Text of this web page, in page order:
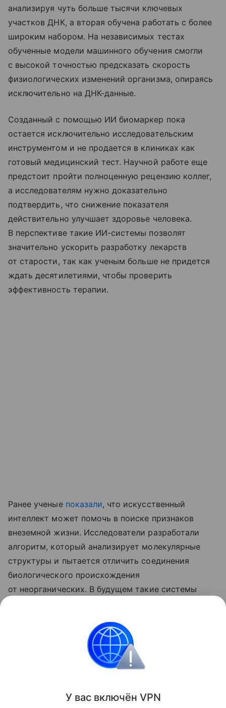
анализируя чуть больше тысячи ключевых
участков ДНК, а вторая обучена работать с более
широким набором. На независимых тестах
обученные модели машинного обучения смогли
с высокой точностью предсказать скорость
физиологических изменений организма, опираясь
исключительно на ДНК-данные.
Созданный с помощью ИИ биомаркер пока
остается исключительно исследовательским
инструментом и не продается в клиниках как
готовый медицинский тест. Научной работе еще
предстоит пройти полноценную рецензию коллег,
а исследователям нужно доказательно
подтвердить, что снижение показателя
действительно улучшает здоровье человека.
В перспективе такие ИИ-системы позволят
значительно ускорить разработку лекарств
от старости, так как ученым больше не придется
ждать десятилетиями, чтобы проверить
эффективность терапии.
Ранее ученые показали, что искусственный
интеллект может помочь в поиске признаков
внеземной жизни. Исследователи разработали
алгоритм, который анализирует молекулярные
структуры и пытается отличить соединения
биологического происхождения
от неорганических. В будущем такие системы
на Марсе, Луне и других небесных телах.
Поделиться
У вас включён VPN